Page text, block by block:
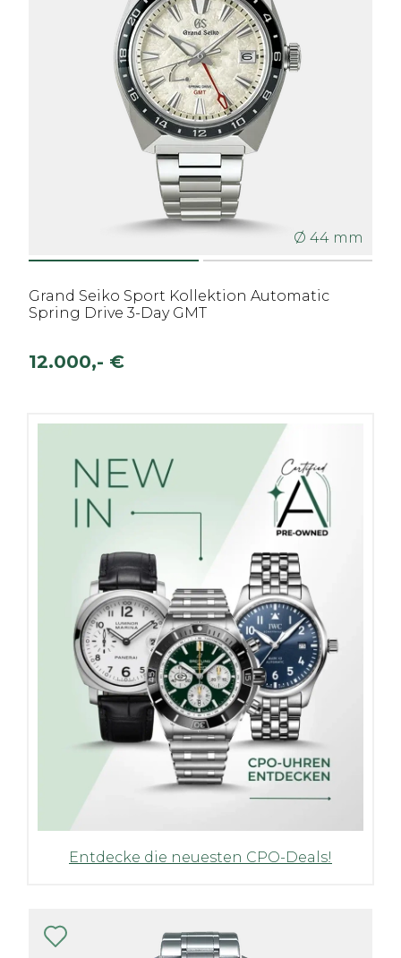
Ø 44 mm
Grand Seiko Sport Kollektion Automatic
Spring Drive 3-Day GMT
12.000,- €
Entdecke die neuesten CPO-Deals!